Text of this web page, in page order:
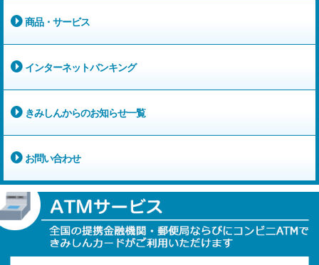
商品・サービス
インターネットバンキング
きみしんからのお知らせ一覧
お問い合わせ